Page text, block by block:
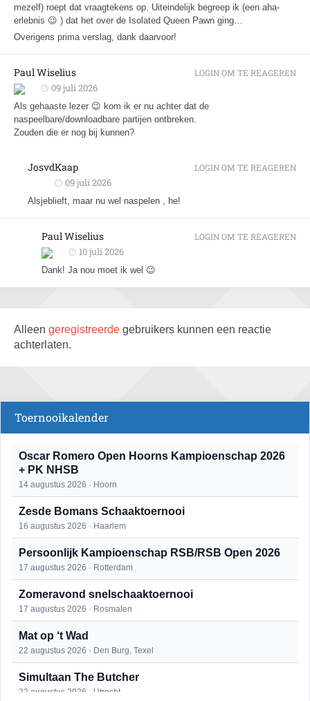
mezelf) roept dat vraagtekens op. Uiteindelijk begreep ik (een aha-
erlebnis 😉 ) dat het over de Isolated Queen Pawn ging…
Overigens prima verslag, dank daarvoor!
Paul Wiselius
09 juli 2026
Als gehaaste lezer 😉 kom ik er nu achter dat de
naspeelbare/downloadbare partijen ontbreken.
Zouden die er nog bij kunnen?
LOGIN OM TE REAGEREN
JosvdKaap
09 juli 2026
Alsjeblieft, maar nu wel naspelen , he!
LOGIN OM TE REAGEREN
Paul Wiselius
10 juli 2026
Dank! Ja nou moet ik wel 😉
LOGIN OM TE REAGEREN
Alleen geregistreerde gebruikers kunnen een reactie
achterlaten.
Toernooikalender
Oscar Romero Open Hoorns Kampioenschap 2026
+ PK NHSB
14 augustus 2026 · Hoorn
Zesde Bomans Schaaktoernooi
16 augustus 2026 · Haarlem
Persoonlijk Kampioenschap RSB/RSB Open 2026
17 augustus 2026 · Rotterdam
Zomeravond snelschaaktoernooi
17 augustus 2026 · Rosmalen
Mat op ‘t Wad
22 augustus 2026 · Den Burg, Texel
Simultaan The Butcher
22 augustus 2026 · Utrecht